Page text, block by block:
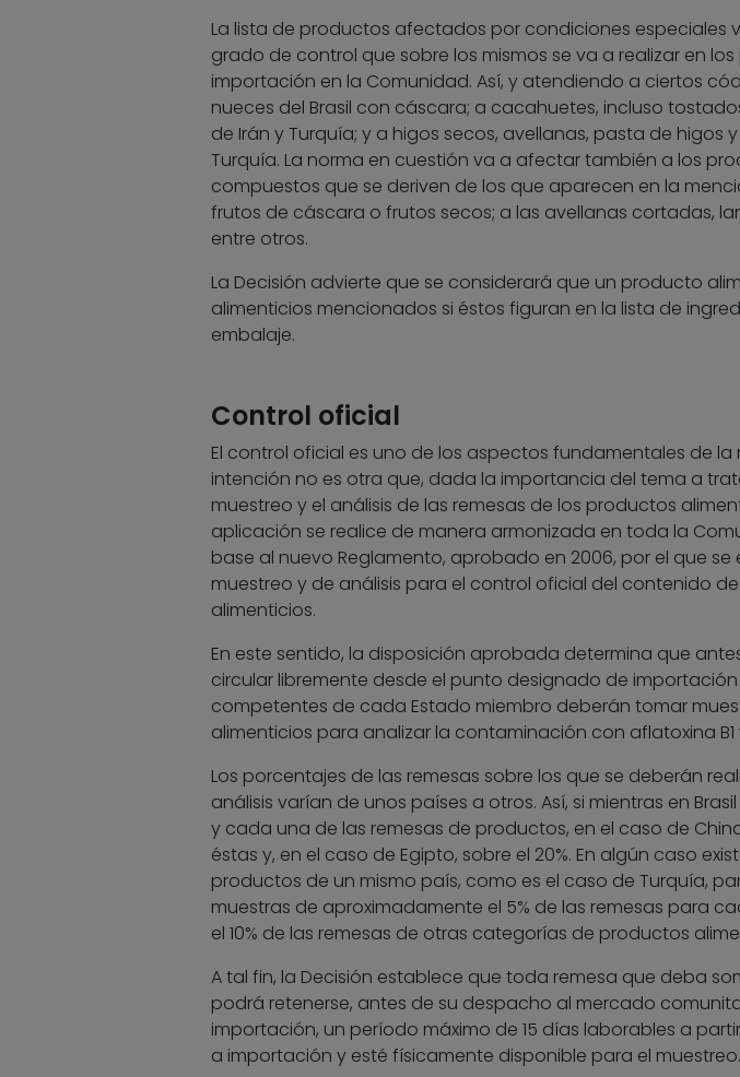
La lista de productos afectados por condiciones especiales
grado de control que sobre los mismos se va a realizar en
importación en la Comunidad. Así, y atendiendo a ciertos
nueces del Brasil con cáscara; a cacahuetes, incluso
de Irán y Turquía; y a higos secos, avellanas, pasta de higos
Turquía. La norma en cuestión va a afectar también a los
compuestos que se deriven de los que aparecen en la
frutos de cáscara o frutos secos; a las avellanas cortadas,
entre otros.
La Decisión advierte que se considerará que un producto
alimenticios mencionados si éstos figuran en la lista de
embalaje.
Control oficial
El control oficial es uno de los aspectos fundamentales de la
intención no es otra que, dada la importancia del tema a
muestreo y el análisis de las remesas de los productos
aplicación se realice de manera armonizada en toda la
base al nuevo Reglamento, aprobado en 2006, por el que
muestreo y de análisis para el control oficial del contenido
alimenticios.
En este sentido, la disposición aprobada determina que
circular libremente desde el punto designado de
competentes de cada Estado miembro deberán tomar
alimenticios para analizar la contaminación con aflatoxina
Los porcentajes de las remesas sobre los que se deberán
análisis varían de unos países a otros. Así, si mientras en
y cada una de las remesas de productos, en el caso de
éstas y, en el caso de Egipto, sobre el 20%. En algún caso
productos de un mismo país, como es el caso de Turquía,
muestras de aproximadamente el 5% de las remesas para
el 10% de las remesas de otras categorías de productos
A tal fin, la Decisión establece que toda remesa que deba
podrá retenerse, antes de su despacho al mercado
importación, un período máximo de 15 días laborables a
a importación y esté físicamente disponible para el muestreo.